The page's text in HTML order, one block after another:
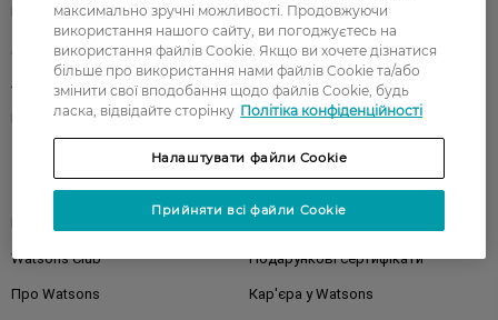
Подарунки Діти
Волосся
Аксесуари Дерматокосметика
Бренди
Клієнтам
Watsons Club Подарункові сертифікати
Про Watsons Кар'єра у Watsons
максимально зручні можливості. Продовжуючи
використання нашого сайту, ви погоджуєтесь на
використання файлів Cookie. Якщо ви хочете дізнатися
більше про використання нами файлів Cookie та/або
змінити свої вподобання щодо файлів Cookie, будь
ласка, відвідайте сторінку Політіка конфіденційності
Налаштувати файли Cookie
Прийняти всі файли Cookie